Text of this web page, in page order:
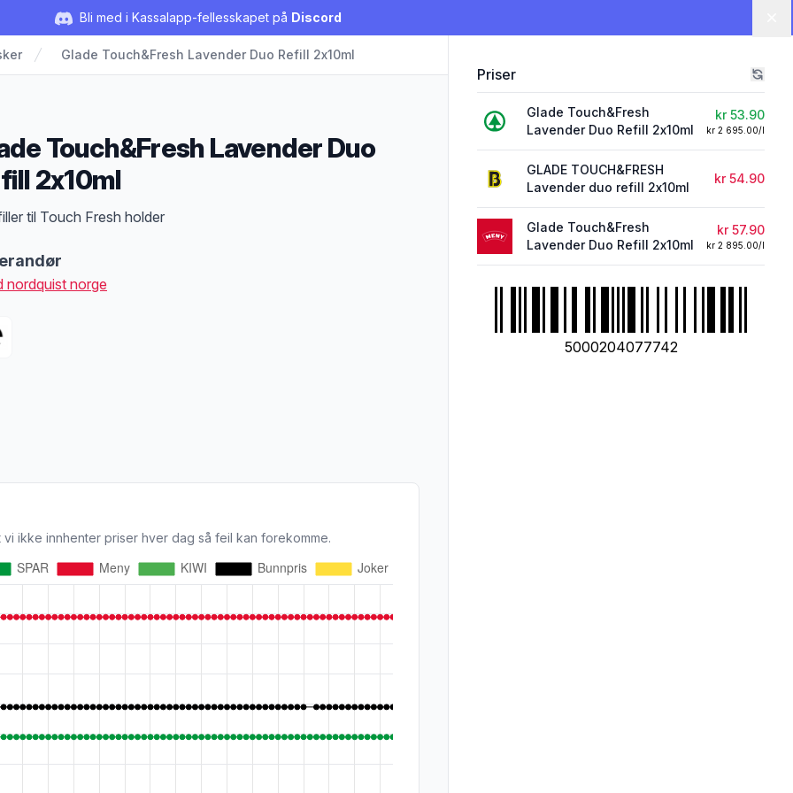
Bli med i Kassalapp-fellesskapet på Discord
Glade Touch&Fresh Lavender Duo Refill 2x10ml
Touch&Fresh Lavender Duo
2x10ml
til Touch Fresh holder
nordquist norge
ikke innhenter priser hver dag så feil kan forekomme.
Priser
Glade Touch&Fresh
Lavender Duo Refill 2x10ml
kr 53.90
kr 2 695.00/l
GLADE TOUCH&FRESH
Lavender duo refill 2x10ml
kr 54.90
Glade Touch&Fresh
Lavender Duo Refill 2x10ml
kr 57.90
kr 2 895.00/l
5000204077742